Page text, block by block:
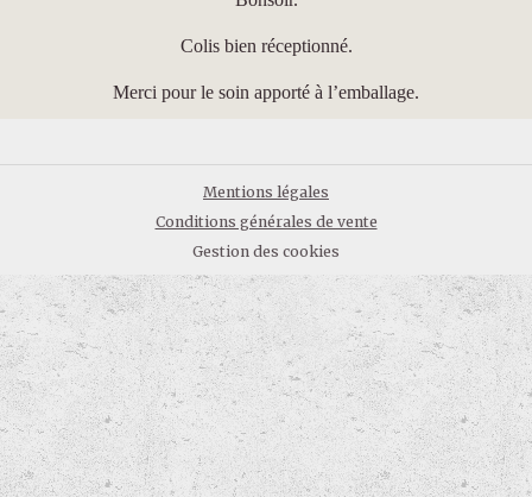
Colis bien réceptionné.
Merci pour le soin apporté à l’emballage.
Mentions légales
Conditions générales de vente
Gestion des cookies